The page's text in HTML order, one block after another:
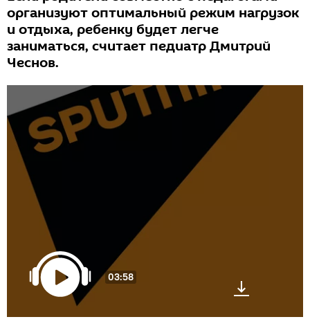
организуют оптимальный режим нагрузок
и отдыха, ребенку будет легче
заниматься, считает педиатр Дмитрий
Чеснов.
03:58